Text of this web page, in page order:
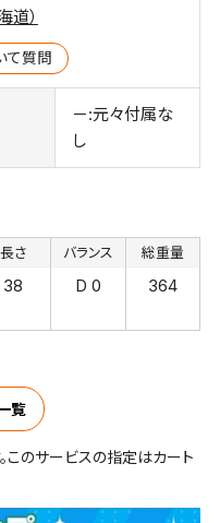
道）
て質問
－:元々付属な
し
長さ
38
バランス
D 0
総重量
364
覧
このサービスの指定はカート